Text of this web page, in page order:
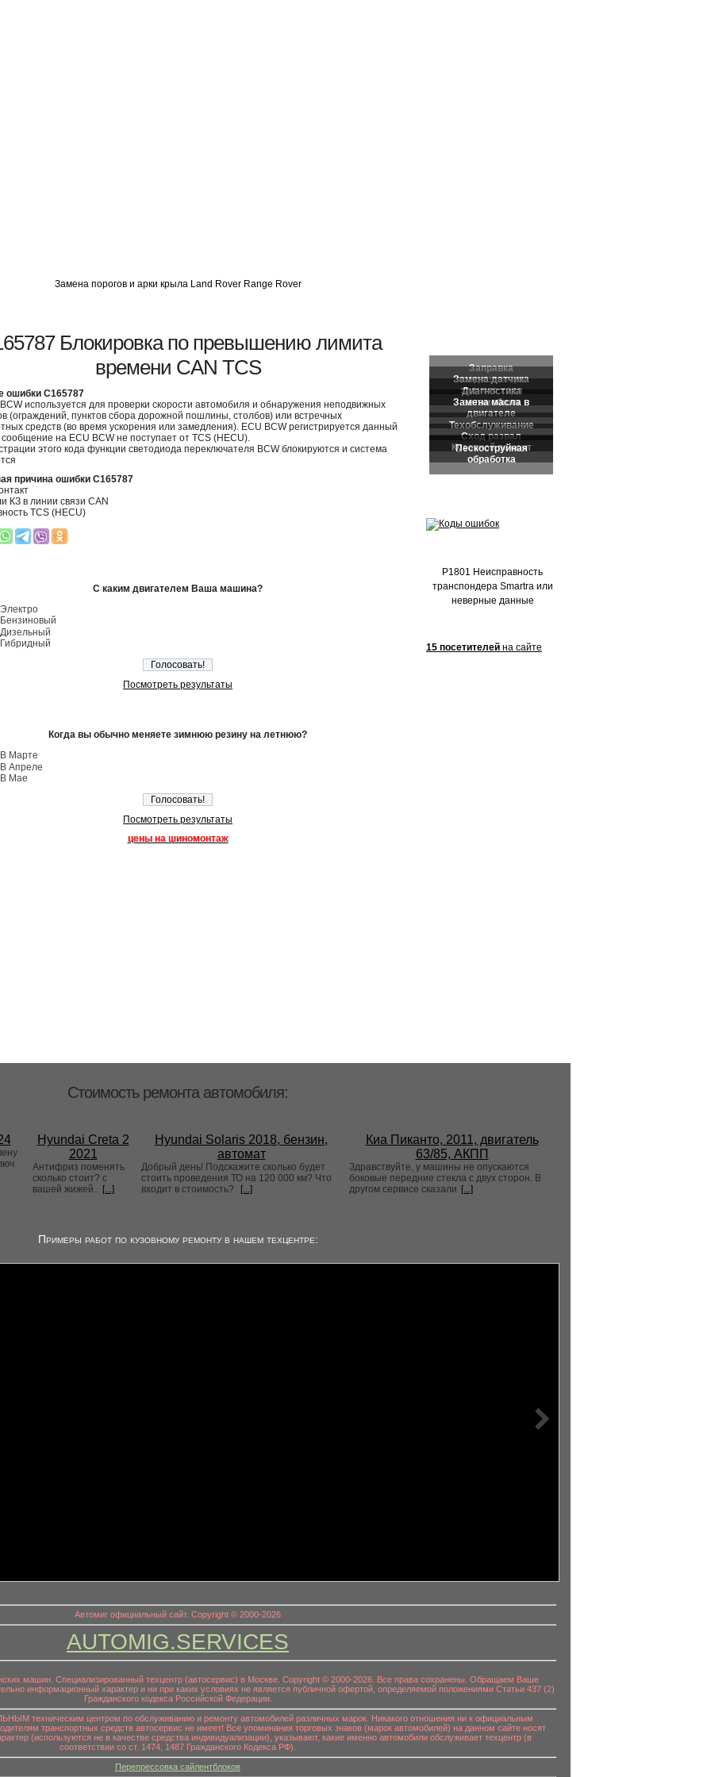
Замена порогов и арки крыла Land Rover Range Rover
Блокировка по превышению лимита
времени CAN TCS
ошибки C165787
используется для проверки скорости автомобиля и обнаружения неподвижных
(ограждений, пунктов сбора дорожной пошлины, столбов) или встречных
средств (во время ускорения или замедления). ECU BCW регистрируется данный
сообщение на ECU BCW не поступает от TCS (HECU).
этого кода функции светодиода переключателя BCW блокируются и система
причина ошибки C165787
КЗ в линии связи CAN
TCS (HECU)
С каким двигателем Ваша машина?
Электро
Бензиновый
Дизельный
Гибридный
Посмотреть результаты
Когда вы обычно меняете зимнюю резину на летнюю?
В Марте
В Апреле
В Мае
Посмотреть результаты
цены на шиномонтаж
P1801 Неисправность
транспондера Smartra или
неверные данные
15 посетителей на сайте
Стоимость ремонта автомобиля:
Hyundai Creta 2
2021
Антифриз поменять
сколько стоит? с
вашей жижей.. [...]
Hyundai Solaris 2018, бензин,
автомат
Добрый день! Подскажите сколько будет
стоить проведения ТО на 120 000 км? Что
входит в стоимость?
[...]
Киа Пиканто, 2011, двигатель
63/85, АКПП
Здравствуйте, у машины не опускаются
боковые передние стекла с двух сторон. В
другом сервисе сказали [...]
Примеры работ по кузовному ремонту в нашем техцентре:
Автомиг официальный сайт. Copyright © 2000-2026
AUTOMIG.SERVICES
машин. Специализированный техцентр (автосервис) в Москве. Copyright © 2000-2026. Все права сохранены. Обращаем Ваше
информационный характер и ни при каких условиях не является публичной офертой, определяемой положениями Статьи 437 (2)
Гражданского кодекса Российской Федерации.
техническим центром по обслуживанию и ремонту автомобилей различных марок. Никакого отношения ни к официальным
транспортных средств автосервис не имеет! Все упоминания торговых знаков (марок автомобилей) на данном сайте носят
(используются не в качестве средства индивидуализации), указывают, какие именно автомобили обслуживает техцентр (в
соответствии со ст. 1474, 1487 Гражданского Кодекса РФ).
Перепрессовка сайлентблоков